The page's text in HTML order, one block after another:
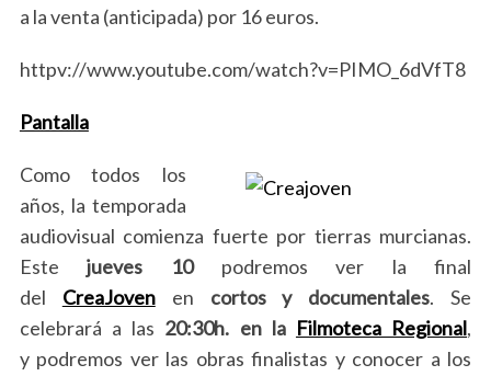
a la venta (anticipada) por 16 euros.
httpv://www.youtube.com/watch?v=PIMO_6dVfT8
Pantalla
Como todos los
años, la temporada
audiovisual comienza fuerte por tierras murcianas.
Este jueves 10podremos ver la final
del CreaJovenen cortos y documentales. Se
celebrará a las 20:30h. en la Filmoteca Regional,
y podremos ver las obras finalistas y conocer a los